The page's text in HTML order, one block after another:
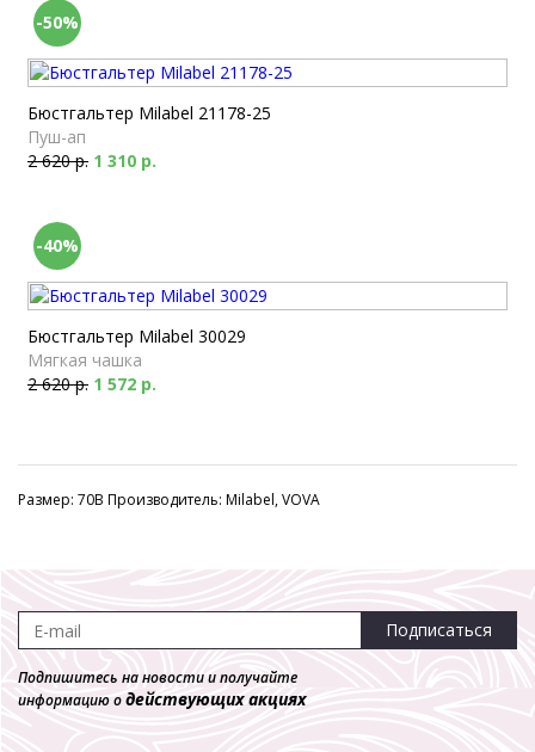
-50%
Бюстгальтер Milabel 21178-25
Пуш-ап
2 620 р. 1 310 р.
-40%
Бюстгальтер Milabel 30029
Мягкая чашка
2 620 р. 1 572 р.
Размер: 70B Производитель: Milabel, VOVA
Подписаться
Подпишитесь на новости и получайте
информацию одействующих акциях